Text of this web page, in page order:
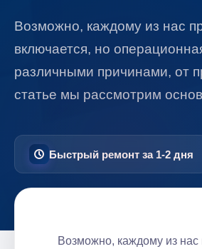
Возможно, каждому из нас
включается, но
различными причинами, от
статье мы рассмотрим
Быстрый ремонт за 1-2 дня
Возможно, каждому из нас